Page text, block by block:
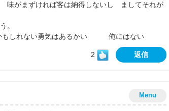
味がまずければ客は納得しないし ましてそれが
。
もしれない勇気はあるかい 俺にはない
2 返信
Menu